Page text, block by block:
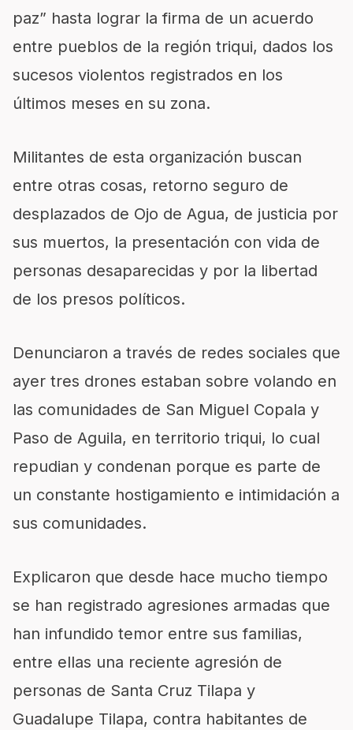
paz” hasta lograr la firma de un acuerdo
entre pueblos de la región triqui, dados los
sucesos violentos registrados en los
últimos meses en su zona.
Militantes de esta organización buscan
entre otras cosas, retorno seguro de
desplazados de Ojo de Agua, de justicia por
sus muertos, la presentación con vida de
personas desaparecidas y por la libertad
de los presos políticos.
Denunciaron a través de redes sociales que
ayer tres drones estaban sobre volando en
las comunidades de San Miguel Copala y
Paso de Aguila, en territorio triqui, lo cual
repudian y condenan porque es parte de
un constante hostigamiento e intimidación a
sus comunidades.
Explicaron que desde hace mucho tiempo
se han registrado agresiones armadas que
han infundido temor entre sus familias,
entre ellas una reciente agresión de
personas de Santa Cruz Tilapa y
Guadalupe Tilapa, contra habitantes de